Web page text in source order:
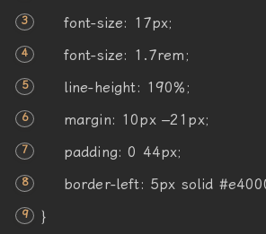
font-size: 17px;
font-size: 1.7rem;
line-height: 190%;
margin: 10px–21px;
padding: 0 44px;
border-left: 5px solid
}